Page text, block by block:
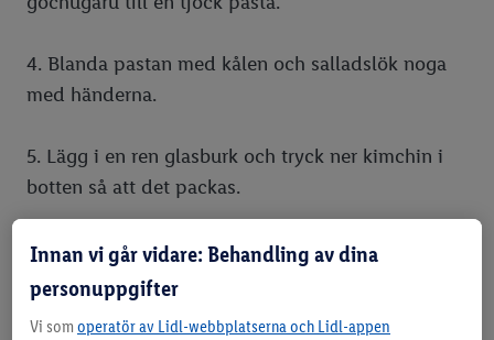
4. Blanda pastan med kålen och salladslök noga
med händerna.
5. Lägg i en ren glasburk och tryck ner kimchin i
botten så att det packas.
6. Låt stå i rumstemperatur i 1–2 dagar innan du
ställer in den i kylen.
Innan vi går vidare: Behandling av dina
personuppgifter
Vi som operatör av Lidl-webbplatserna och Lidl-appen